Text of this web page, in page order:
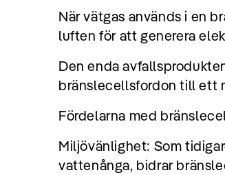
När vätgas används i en
luften för att generera
Den enda
bränslecellsfordon till ett
Fördelarna med
Miljövänlighet: Som
vattenånga, bidrar